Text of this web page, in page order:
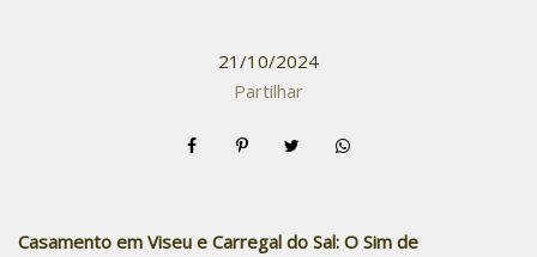
21/10/2024
Partilhar
Casamento em Viseu e Carregal do Sal: O Sim de